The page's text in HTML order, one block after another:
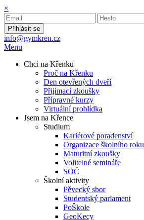
×
Přihlásit se
info@gymkren.cz
Menu
Chci na Křenku
Proč na Křenku
Den otevřených dveří
Přijímací zkoušky
Přípravné kurzy
Virtuální prohlídka
Jsem na Křence
Studium
Kariérové poradenství
Organizace školního roku
Maturitní zkoušky
Volitelné semináře
SOČ
Školní aktivity
Pěvecký sbor
Studentský parlament
PoŠkole
GeoKecy